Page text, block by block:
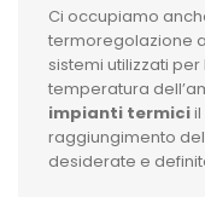
Ci occupiamo
termoregolazione
sistemi utilizzati
temperatura
impianti termici
raggiungimento
desiderate e